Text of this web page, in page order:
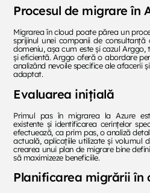
Procesul de migrare în
Migrarea în cloud poate părea un
sprijinul unei companii de
domeniu, așa cum este și cazul
și eficientă. Arggo oferă o abordare
analizând nevoile specifice ale afacerii
adaptat.
Evaluarea inițială
Primul pas în migrarea la Azure
existente și identificarea cerințelor
efectuează, ca prim pas, o analiză
actuală, aplicațiile utilizate și volumul
crearea unui plan de migrare bine
să maximizeze beneficiile.
Planificarea migrării în